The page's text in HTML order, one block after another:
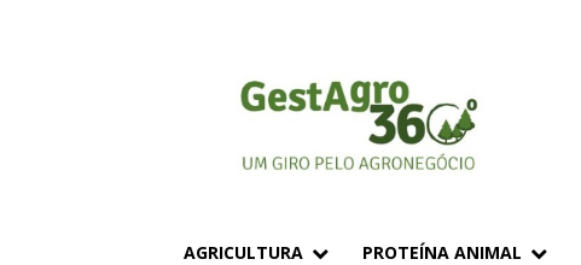
AGRICULTURA PROTEÍNA ANIMAL